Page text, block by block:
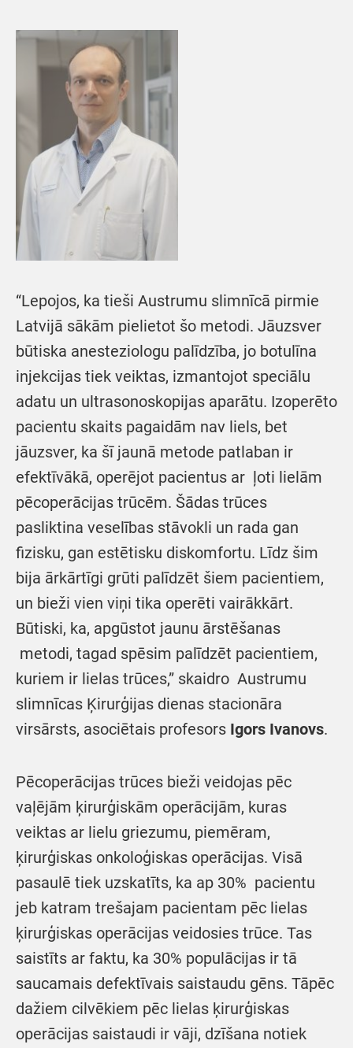
“Lepojos, ka tieši Austrumu slimnīcā pirmie
Latvijā sākām pielietot šo metodi. Jāuzsver
būtiska anesteziologu palīdzība, jo botulīna
injekcijas tiek veiktas, izmantojot speciālu
adatu un ultrasonoskopijas aparātu. Izoperēto
pacientu skaits pagaidām nav liels, bet
jāuzsver, ka šī jaunā metode patlaban ir
efektīvākā, operējot pacientus ar ļoti lielām
pēcoperācijas trūcēm. Šādas trūces
pasliktina veselības stāvokli un rada gan
fizisku, gan estētisku diskomfortu. Līdz šim
bija ārkārtīgi grūti palīdzēt šiem pacientiem,
un bieži vien viņi tika operēti vairākkārt.
Būtiski, ka, apgūstot jaunu ārstēšanas
metodi, tagad spēsim palīdzēt pacientiem,
kuriem ir lielas trūces,” skaidro Austrumu
slimnīcas Ķirurģijas dienas stacionāra
virsārsts, asociētais profesors Igors Ivanovs.
Pēcoperācijas trūces bieži veidojas pēc
vaļējām ķirurģiskām operācijām, kuras
veiktas ar lielu griezumu, piemēram,
ķirurģiskas onkoloģiskas operācijas. Visā
pasaulē tiek uzskatīts, ka ap 30% pacientu
jeb katram trešajam pacientam pēc lielas
ķirurģiskas operācijas veidosies trūce. Tas
saistīts ar faktu, ka 30% populācijas ir tā
saucamais defektīvais saistaudu gēns. Tāpēc
dažiem cilvēkiem pēc lielas ķirurģiskas
operācijas saistaudi ir vāji, dzīšana notiek